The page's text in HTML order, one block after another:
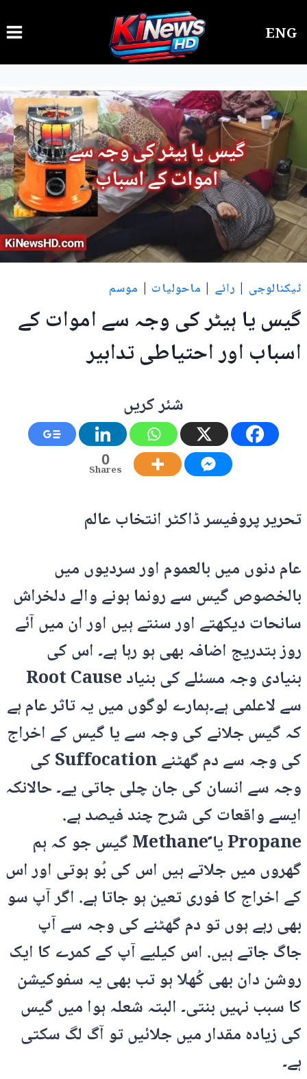
to
content
ENG
ٹیکنالوجی | رائے | ماحولیات | موسم
گیس یا ہیٹر کی وجہ سے اموات کے
اسباب اور احتیاطی تدابیر
شئر کریں
0
Shares
تحریر پروفیسر ڈاکٹر انتخاب عالم
عام دنوں میں بالعموم اور سردیوں میں
بالخصوص گیس سے رونما ہونے والے دلخراش
سانحات دیکھتے اور سنتے ہیں اور ان میں آئے
روز بتدریج اضافہ بھی ہو رہا ہے۔ اس کی
بنیادی وجہ مسئلے کی بنیاد Root Cause
سے لاعلمی ہے۔ہمارے لوگوں میں یہ تاثر عام ہے
کہ گیس جلانے کی وجہ سے یا گیس کے اخراج
کی وجہ سے دم گھٹنے Suffocation کی
وجہ سے انسان کی جان چلی جاتی یے۔ حالانکہ
ایسے واقعات کی شرح چند فیصد ہے.
Propane یا ًMethane گیس جو کہ ہم
گھروں میں جلاتے ہیں اس کی بُو ہوتی اور اس
کے اخراج کا فوری تعین ہو جاتا ہے. اگر آپ سو
بھی رہے ہوں تو دم گھٹنے کی وجہ سے آپ
جاگ جاتے ہیں. اس کیلیے آپ کے کمرے کا ایک
روشن دان بھی کُھلا ہو تب بھی یہ سفوکیشن
کا سبب نہیں بنتی۔ البتہ شعلہ ہوا میں گیس
کی زیادہ مقدار میں جلائیں تو آگ لگ سکتی
ہے۔